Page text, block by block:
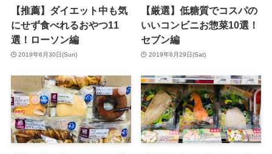
【推薦】ダイエット中も気
にせず食べれるおやつ11
選！ローソン編
2019年6月30日(Sun)
【厳選】低糖質でコスパの
いいコンビニお惣菜10選！
セブン編
2019年6月29日(Sat)